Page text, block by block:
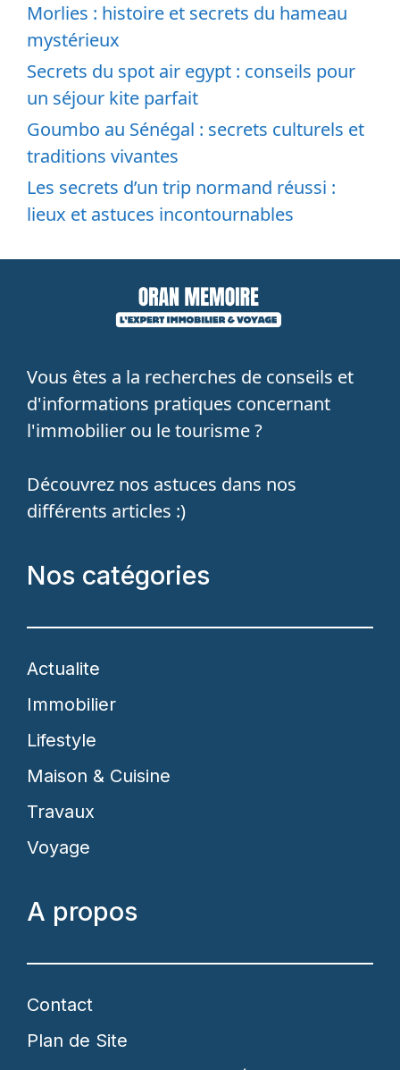
Morlies : histoire et secrets du hameau
mystérieux
Secrets du spot air egypt : conseils pour
un séjour kite parfait
Goumbo au Sénégal : secrets culturels et
traditions vivantes
Les secrets d’un trip normand réussi :
lieux et astuces incontournables
Vous êtes a la recherches de conseils et
d'informations pratiques concernant
l'immobilier ou le tourisme ?
Découvrez nos astuces dans nos
différents articles :)
Nos catégories
Actualite
Immobilier
Lifestyle
Maison & Cuisine
Travaux
Voyage
A propos
Contact
Plan de Site